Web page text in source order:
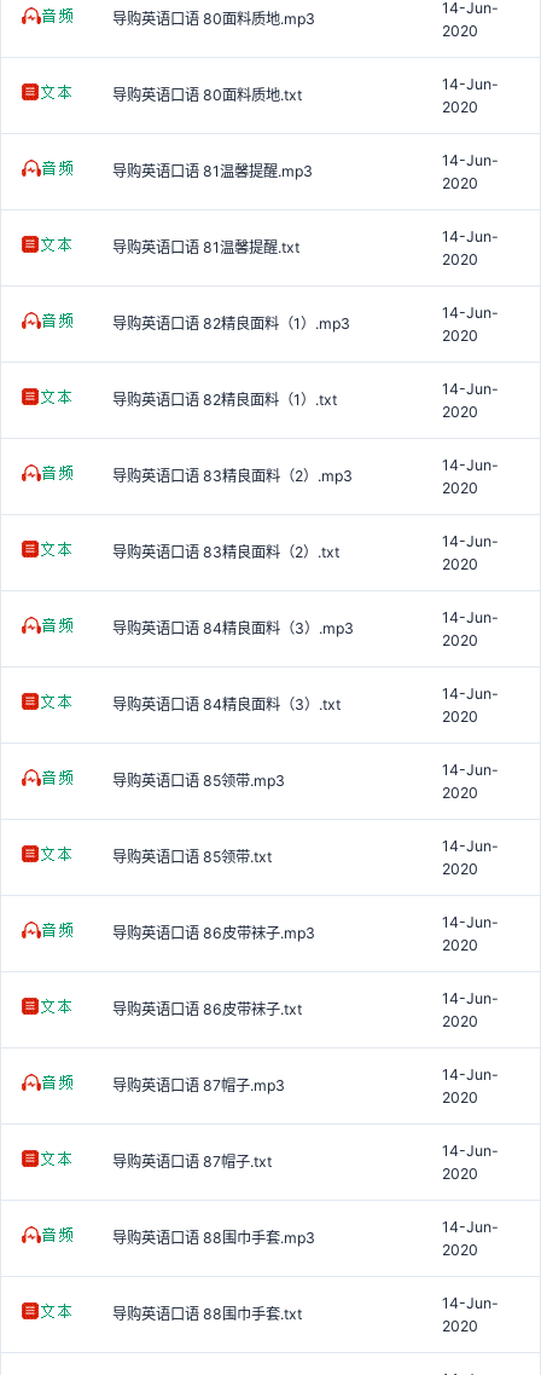
导购英语口语 80面料质地.mp3
14-Jun-
2020
导购英语口语 80面料质地.txt
14-Jun-
2020
导购英语口语 81温馨提醒.mp3
14-Jun-
2020
导购英语口语 81温馨提醒.txt
14-Jun-
2020
导购英语口语 82精良面料（1）.mp3
14-Jun-
2020
导购英语口语 82精良面料（1）.txt
14-Jun-
2020
导购英语口语 83精良面料（2）.mp3
14-Jun-
2020
导购英语口语 83精良面料（2）.txt
14-Jun-
2020
导购英语口语 84精良面料（3）.mp3
14-Jun-
2020
导购英语口语 84精良面料（3）.txt
14-Jun-
2020
导购英语口语 85领带.mp3
14-Jun-
2020
导购英语口语 85领带.txt
14-Jun-
2020
导购英语口语 86皮带袜子.mp3
14-Jun-
2020
导购英语口语 86皮带袜子.txt
14-Jun-
2020
导购英语口语 87帽子.mp3
14-Jun-
2020
导购英语口语 87帽子.txt
14-Jun-
2020
导购英语口语 88围巾手套.mp3
14-Jun-
2020
导购英语口语 88围巾手套.txt
14-Jun-
2020